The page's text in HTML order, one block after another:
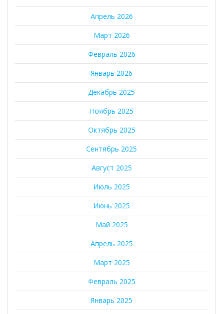
Апрель 2026
Март 2026
Февраль 2026
Январь 2026
Декабрь 2025
Ноябрь 2025
Октябрь 2025
Сентябрь 2025
Август 2025
Июль 2025
Июнь 2025
Май 2025
Апрель 2025
Март 2025
Февраль 2025
Январь 2025